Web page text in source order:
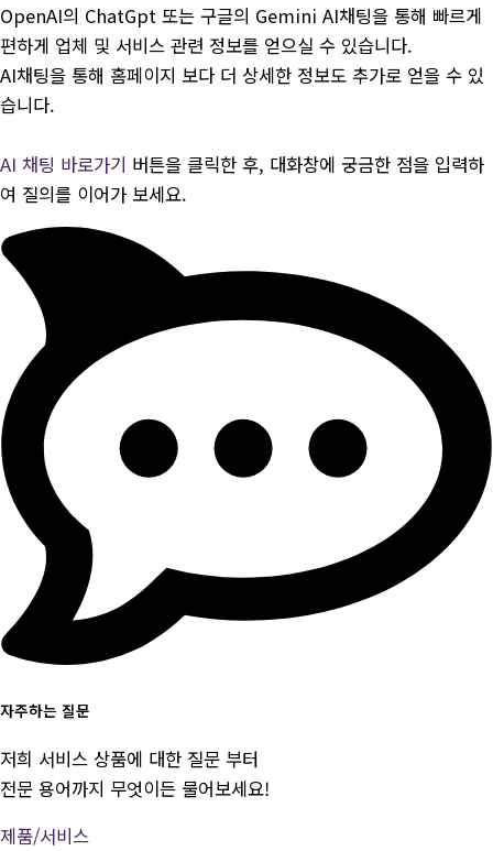
OpenAI의 ChatGpt 또는 구글의 Gemini AI채팅을 통해 빠르게
편하게 업체 및 서비스 관련 정보를 얻으실 수 있습니다.
AI채팅을 통해 홈페이지 보다 더 상세한 정보도 추가로 얻을 수 있
습니다.
AI 채팅 바로가기 버튼을 클릭한 후, 대화창에 궁금한 점을 입력하
여 질의를 이어가 보세요.
자주하는 질문
저희 서비스 상품에 대한 질문 부터
전문 용어까지 무엇이든 물어보세요!
제품/서비스